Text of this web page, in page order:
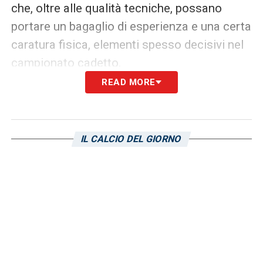
che, oltre alle qualità tecniche, possano
portare un bagaglio di esperienza e una certa
caratura fisica, elementi spesso decisivi nel
campionato cadetto.
La fase attuale è ancora quella del
esserci contatti più concreti con il Como e
READ MORE
IL CALCIO DEL GIORNO